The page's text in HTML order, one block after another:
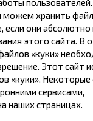
Подписаться
можем хранить
если они
этого сайта. В
«куки»
Этот сайт
«куки». Некоторые
сервисами,
наших страницах.